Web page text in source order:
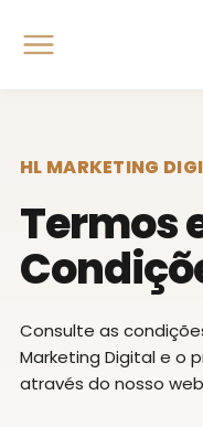
HL MARKETING
Termos
Consulte as
Marketing Digital e o
através do nosso